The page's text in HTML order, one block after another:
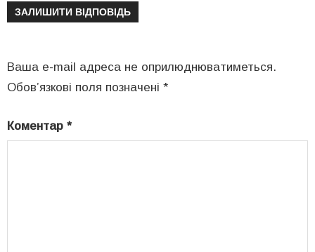
ЗАЛИШИТИ ВІДПОВІДЬ
Ваша e-mail адреса не оприлюднюватиметься.
Обов’язкові поля позначені *
Коментар *